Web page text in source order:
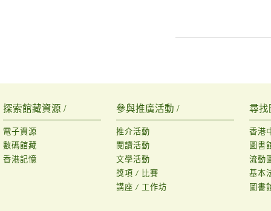
探索館藏資源 /
電子資源
數碼館藏
香港記憶
參與推廣活動 /
推介活動
閱讀活動
文學活動
獎項 / 比賽
講座 / 工作坊
尋找
香港
圖書
流動
基本
圖書